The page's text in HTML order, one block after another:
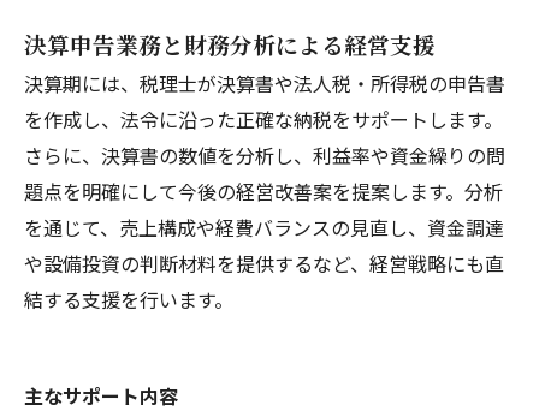
決算申告業務と財務分析による経営支援
決算期には、税理士が決算書や法人税・所得税の申告書
を作成し、法令に沿った正確な納税をサポートします。
さらに、決算書の数値を分析し、利益率や資金繰りの問
題点を明確にして今後の経営改善案を提案します。分析
を通じて、売上構成や経費バランスの見直し、資金調達
や設備投資の判断材料を提供するなど、経営戦略にも直
結する支援を行います。
主なサポート内容